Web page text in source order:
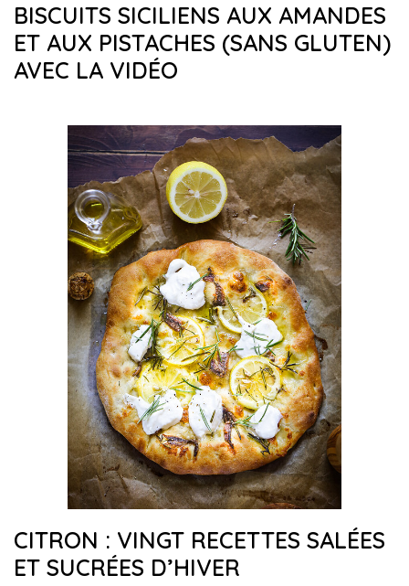
BISCUITS SICILIENS AUX AMANDES
ET AUX PISTACHES (SANS GLUTEN)
AVEC LA VIDÉO
CITRON : VINGT RECETTES SALÉES
ET SUCRÉES D’HIVER